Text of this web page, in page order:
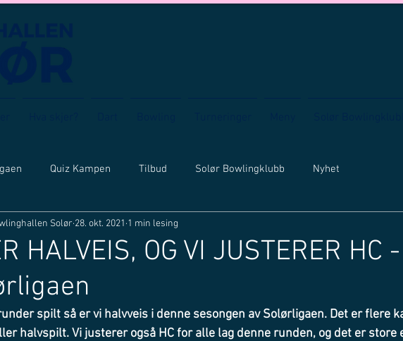
Quiz Kampen Tilbud Solør Bowlingklubb Nyhet
HALVEIS, OG VI JUSTERER HC -
Solør 28. okt. 2021 1 min lesing
spilt så er vi halvveis i denne sesongen av Solørligaen. Det er flere
halvspilt. Vi justerer også HC for alle lag denne runden, og det er store